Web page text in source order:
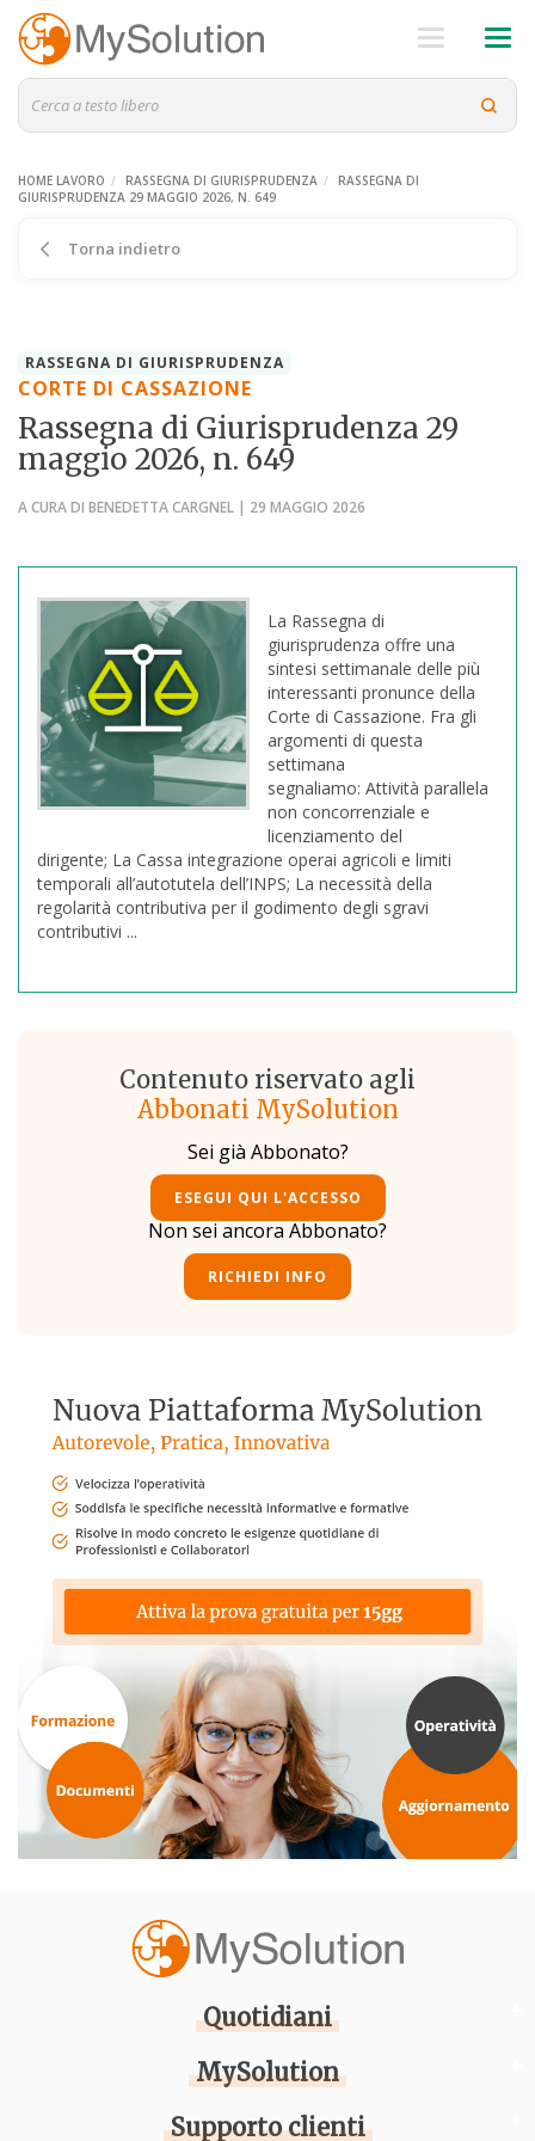
HOME LAVORO RASSEGNA DI GIURISPRUDENZA
RASSEGNA DI
GIURISPRUDENZA 29 MAGGIO 2026, N. 649
Torna indietro
RASSEGNA DI GIURISPRUDENZA
CORTE DI CASSAZIONE
Rassegna di Giurisprudenza 29
maggio 2026, n. 649
A CURA DI BENEDETTA CARGNEL | 29 MAGGIO 2026
La Rassegna di
giurisprudenza offre una
sintesi settimanale delle più
interessanti pronunce della
Corte di Cassazione. Fra gli
argomenti di questa
settimana
segnaliamo: Attività parallela
non concorrenziale e
licenziamento del
dirigente; La Cassa integrazione operai agricoli e limiti
temporali all’autotutela dell’INPS; La necessità della
regolarità contributiva per il godimento degli sgravi
contributivi ...
Contenuto riservato agli
Abbonati MySolution
Sei già Abbonato?
ESEGUI QUI L'ACCESSO
Non sei ancora Abbonato?
RICHIEDI INFO
Quotidiani
MySolution
Supporto clienti